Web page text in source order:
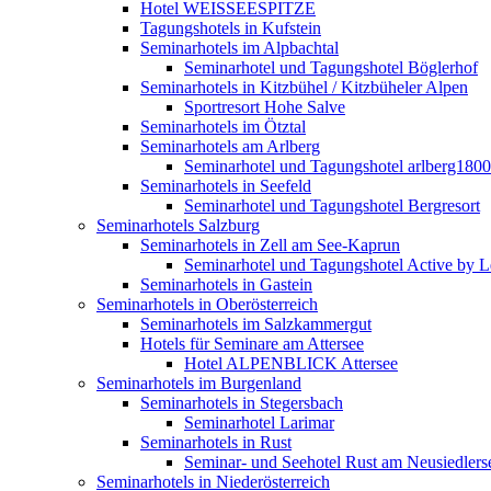
Hotel WEISSEESPITZE
Tagungshotels in Kufstein
Seminarhotels im Alpbachtal
Seminarhotel und Tagungshotel Böglerhof
Seminarhotels in Kitzbühel / Kitzbüheler Alpen
Sportresort Hohe Salve
Seminarhotels im Ötztal
Seminarhotels am Arlberg
Seminarhotel und Tagungshotel arlberg1800
Seminarhotels in Seefeld
Seminarhotel und Tagungshotel Bergresort
Seminarhotels Salzburg
Seminarhotels in Zell am See-Kaprun
Seminarhotel und Tagungshotel Active by
Seminarhotels in Gastein
Seminarhotels in Oberösterreich
Seminarhotels im Salzkammergut
Hotels für Seminare am Attersee
Hotel ALPENBLICK Attersee
Seminarhotels im Burgenland
Seminarhotels in Stegersbach
Seminarhotel Larimar
Seminarhotels in Rust
Seminar- und Seehotel Rust am
Seminarhotels in Niederösterreich